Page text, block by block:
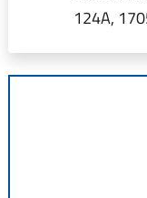
124A,